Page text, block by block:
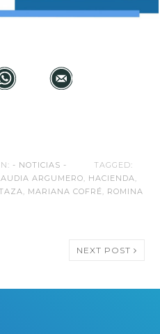
- NOTICIAS -
TAGGED:
ARGUMERO, HACIENDA,
, MARIANA COFRÉ, ROMINA
NEXT POST